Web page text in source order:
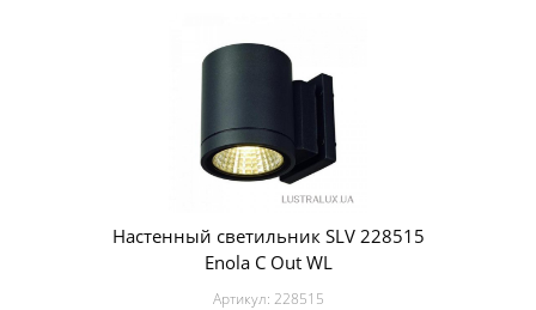
Настенный светильник SLV 228515
Enola C Out WL
Артикул: 228515